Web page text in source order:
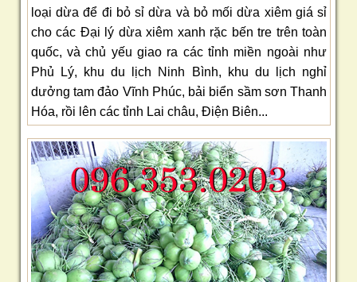
loại dừa để đi bỏ sỉ dừa và bỏ mối dừa xiêm giá sỉ
cho các Đại lý dừa xiêm xanh rặc bến tre trên toàn
quốc, và chủ yếu giao ra các tỉnh miền ngoài như
Phủ Lý, khu du lịch Ninh Bình, khu du lịch nghỉ
dưởng tam đảo Vĩnh Phúc, bải biển sầm sơn Thanh
Hóa, rồi lên các tỉnh Lai châu, Điện Biên...